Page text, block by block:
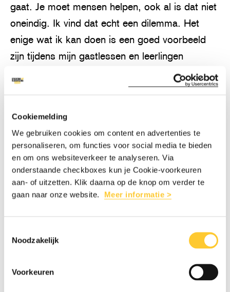
Cookiemelding
We gebruiken cookies om content en advertenties te
personaliseren, om functies voor social media te bieden
en om ons websiteverkeer te analyseren. Via
onderstaande checkboxes kun je Cookie-voorkeuren
aan- of uitzetten. Klik daarna op de knop om verder te
gaan naar onze website. Meer informatie >
Noodzakelijk
Voorkeuren
gaat. Je moet mensen helpen, ook al is dat niet
oneindig. Ik vind dat echt een dilemma. Het
enige wat ik kan doen is een goed voorbeeld
zijn tijdens mijn gastlessen en leerlingen
tolerantie meegeven. Aan het einde van mijn
leven wil ik kunnen zeggen dat ik een
VERTELLEN OM NIET TE VERGETEN
De verhalen uit de Tweede Wereldoorlog
moeten we levend houden; ze leren ons de
waarde van vrijheid. Stichting Vluchteling zet
verdient de vrijheid om te leven.